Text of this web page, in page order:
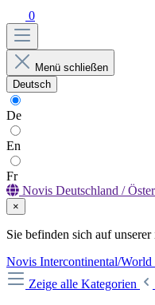
0
Menü schließen
Deutsch
De
En
Fr
Novis Deutschland /
×
Sie befinden sich auf
Novis Intercontinental/World
Zeige alle Kategorien